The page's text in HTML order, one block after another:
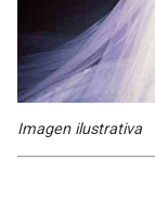
Imagen ilustrativa